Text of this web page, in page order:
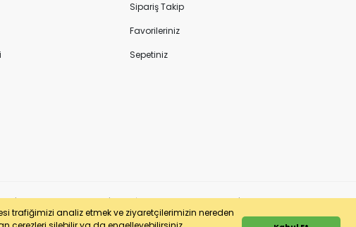
trafiğimizi analiz etmek ve ziyaretçilerimizin nereden
Sipariş Takip
Favorileriniz
Sepetiniz
Vergi No: 7220436611 | MERSİS No: 072204366100013 | Ticaret Sicil No: 586968-0